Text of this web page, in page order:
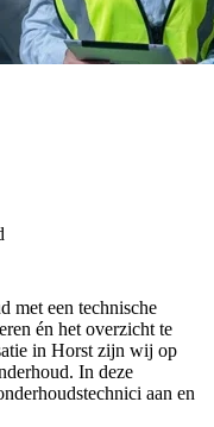
met een technische
én het overzicht te
in Horst zijn wij op
In deze
aan en